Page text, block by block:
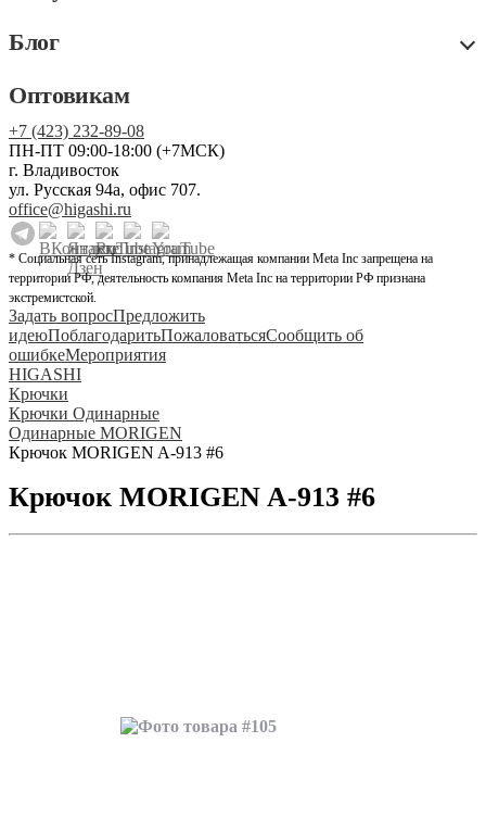
Блог
Оптовикам
+7 (423) 232-89-08
ПН-ПТ 09:00-18:00 (+7МСК)
г. Владивосток
ул. Русская 94а, офис 707.
office@higashi.ru
* Социальная сеть Instagram, принадлежащая компании Meta Inc запрещена на
территории РФ, деятельность компания Meta Inc на территории РФ признана
экстремистской.
Задать вопросПредложить
идеюПоблагодаритьПожаловатьсяСообщить об
ошибкеМероприятия
HIGASHI
Крючки
Крючки Одинарные
Одинарные MORIGEN
Крючок MORIGEN A-913 #6
Крючок MORIGEN A-913 #6